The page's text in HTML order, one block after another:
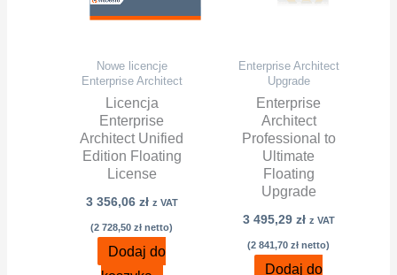
Nowe licencje
Enterprise Architect
Licencja
Enterprise
Architect Unified
Edition Floating
License
3 356,06 zł z VAT
(2 728,50zł netto)
Dodaj do
Enterprise Architect
Upgrade
Enterprise
Architect
Professional to
Ultimate
Floating
Upgrade
3 495,29 zł z VAT
(2 841,70zł netto)
Dodaj do